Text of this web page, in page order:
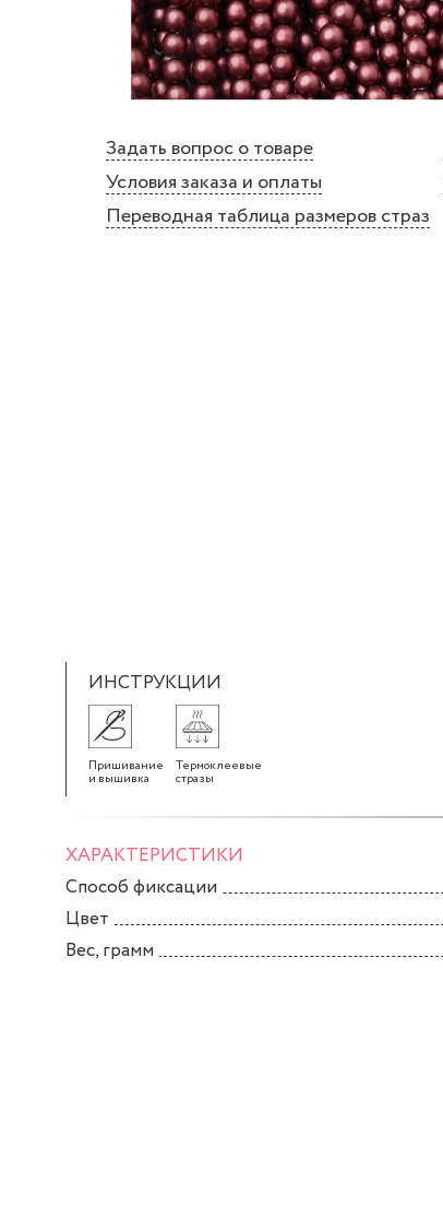
Задать вопрос о товаре
Условия заказа и оплаты
Переводная таблица размеров страз
ИНСТРУКЦИИ
Пришивание
и вышивка
Термоклеевые
стразы
ХАРАКТЕРИСТИКИ
Способ фиксации
Цвет
Вес, грамм